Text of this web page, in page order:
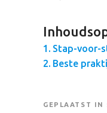
Stap-voor-
Beste
GEPLAATST IN